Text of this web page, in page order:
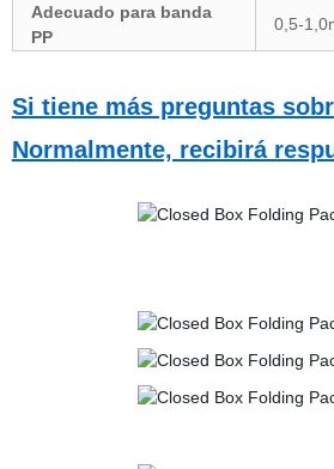
Adecuado para banda
PP
0,5-
Si tiene más preguntas
Normalmente, recibirá